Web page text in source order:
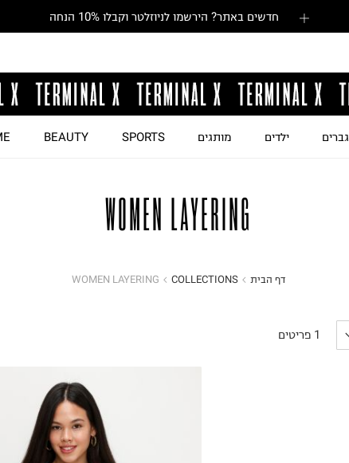
חדשים באתר? הירשמו לניוזלטר וקבלו 10% הנחה
גברים ילדים מותגים SPORTS
BEAUTY
WOMEN LAYERING
דף הבית COLLECTIONS
WOMEN LAYERING
1 פריטים